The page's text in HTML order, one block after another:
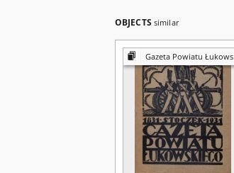
OBJECTS similar
Gazeta Powiatu Łukowskiego